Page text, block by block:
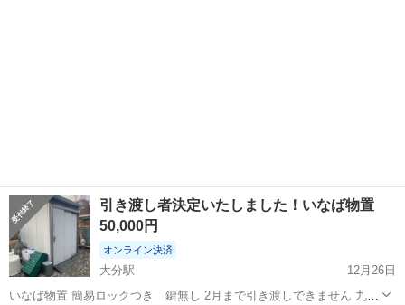
引き渡し者決定いたしました！いなば物置
50,000円
オンライン決済
大分駅
12月26日
いなば物置 簡易ロックつき 鍵無し 2月まで引き渡しできません 九重